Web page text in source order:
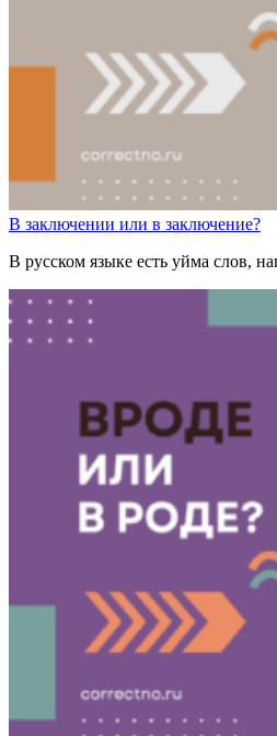
В заключении или в заключение?
В русском языке есть уйма слов,